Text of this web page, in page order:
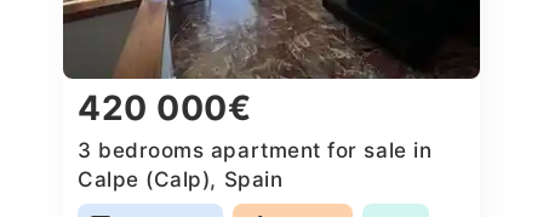
420 000€
3 bedrooms apartment for sale in
Calpe (Calp), Spain